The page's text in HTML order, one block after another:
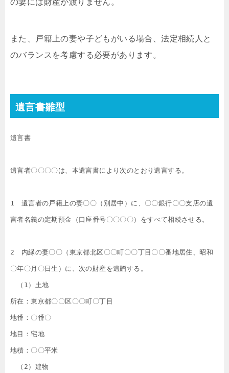
の妻には財産が渡りません。
また、戸籍上の妻や子どもがいる場合、法定相続人と
のバランスを考慮する必要があります。
遺言書雛型
遺言書
遺言者〇〇〇〇は、本遺言書により次のとおり遺言する。
1　遺言者の戸籍上の妻〇〇（別居中）に、〇〇銀行〇〇支店の遺
言者名義の定期預金（口座番号〇〇〇〇）をすべて相続させる。
2　内縁の妻〇〇（東京都北区〇〇町〇〇丁目〇〇番地居住、昭和
〇年〇月〇日生）に、次の財産を遺贈する。
（1）土地
所在：東京都〇〇区〇〇町〇丁目
地番：〇番〇
地目：宅地
地積：〇〇平米
（2）建物